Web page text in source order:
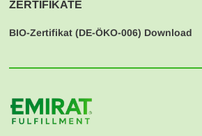
ZERTIFIKATE
BIO-Zertifikat (DE-ÖKO-006) Download